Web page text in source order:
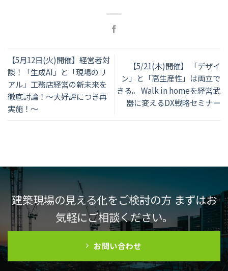
【5月12日(火)開催】経営者対
談！「生成AI」と「現場のリ
アル」工務店経営の新未来を
徹底討論！～大好評につき再
実施！～
【5/21(木)開催】 「デザイ
ン」と「高生産性」は両立で
きる。 Walk in homeを経営武
器に変えるDX戦略セミナー
建築現場の見える化をご検討の方 まずはお
気軽にご相談ください。
お問い合わせ